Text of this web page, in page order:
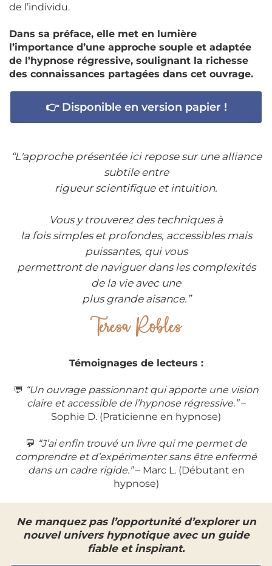
de l’individu.
Dans sa préface, elle met en lumière
l’importance d’une approche souple et adaptée
de l’hypnose régressive, soulignant la richesse
des connaissances partagées dans cet ouvrage.
👉 Disponible en version papier !
“L'approche présentée ici repose sur une alliance
subtile entre
rigueur scientifique et intuition.
Vous y trouverez des techniques à
la fois simples et profondes, accessibles mais
puissantes, qui vous
permettront de naviguer dans les complexités
de la vie avec une
plus grande aisance.”
Teresa Robles
Témoignages de lecteurs :
💬 “Un ouvrage passionnant qui apporte une vision
claire et accessible de l’hypnose régressive.”–
Sophie D. (Praticienne en hypnose)
💬 “J’ai enfin trouvé un livre qui me permet de
comprendre et d’expérimenter sans être enfermé
dans un cadre rigide.”– Marc L. (Débutant en
hypnose)
Ne manquez pas l’opportunité d’explorer un
nouvel univers hypnotique avec un guide
fiable et inspirant.